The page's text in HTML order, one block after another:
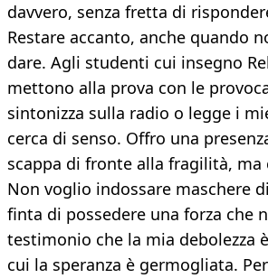
davvero, senza fretta di
Restare accanto, anche quando
dare. Agli studenti cui insegno
mettono alla prova con le
sintonizza sulla radio o legge i
cerca di senso. Offro una
scappa di fronte alla fragilità, ma
Non voglio indossare maschere
finta di possedere una forza che
testimonio che la mia debolezza
cui la speranza è germogliata.